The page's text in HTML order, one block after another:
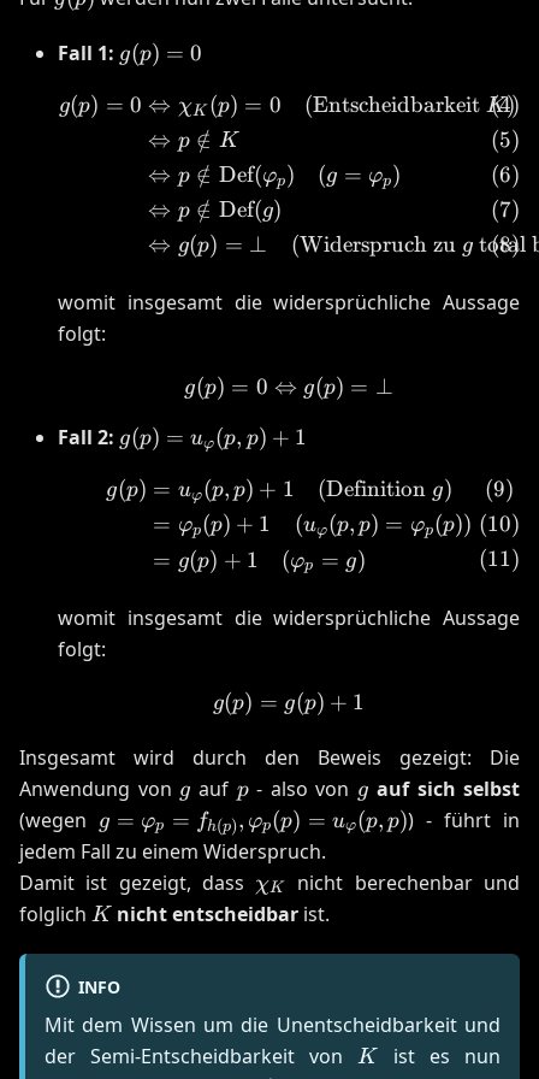
Fall 1: g(p)
g(p) = 0
\begin{align} g(p) =
g(p) = 0 ⇔ χK (p) = 0 (Entscheidbarkeit K)
⇔ p ∈
/ K
⇔ p ∈
/ Def(φp) (g = φp)
⇔ p ∈
/ Def(g)
⇔ g(p) = ⊥ (Widerspruch zu g total
womit insgesamt die widersprüchliche Aussage
folgt:
g(p) = 0
g(p) = 0 ⇔ g(p) = ⊥
Fall 2: g(p) =
(p,p) + 1
g(p) = uφ(p, p) + 1
\begin{align} g(p) &=
g(p) = uφ(p, p) + 1 (Definition g)
= φp(p) + 1 (uφ(p, p) = φp(p))
= g(p) + 1 (φp = g)
womit insgesamt die widersprüchliche Aussage
folgt:
g(p) = g(p) + 1
g(p) = g(p) + 1
Insgesamt wird durch den Beweis gezeigt: Die
Anwendung von g
g auf p
p- also von g
g auf sich selbst
(wegen g =
\varphi_p =
f_{h(p)},
\varphi_p(p)
=
u_{\varphi}
(p, p)
g = φp = fh(p), φp(p) = uφ(p, p)) - führt in
jedem Fall zu einem Widerspruch.
Damit ist gezeigt, dass \chi_K
χK
nicht berechenbar und
folglich K
K nicht entscheidbar ist.
INFO
Mit dem Wissen um die Unentscheidbarkeit und
der Semi-Entscheidbarkeit vonK
K
ist es nun